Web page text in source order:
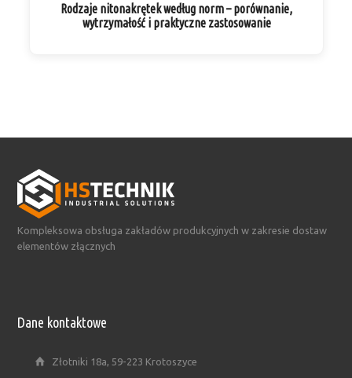
Rodzaje nitonakrętek według norm – porównanie,
wytrzymałość i praktyczne zastosowanie
Kompleksowa obsługa zakładów produkcyjnych w zakresie dostaw
elementów złącznych
Dane kontaktowe
Złotniki 18a, 59-223 Krotoszyce